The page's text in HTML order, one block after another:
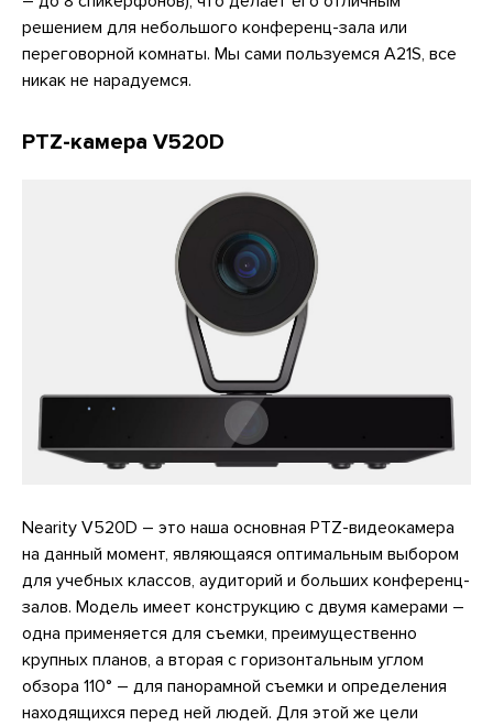
решением для небольшого конференц-зала или
переговорной комнаты. Мы сами пользуемся A21S, все
никак не нарадуемся.
PTZ-камера V520D
Nearity V520D – это наша основная PTZ-видеокамера
на данный момент, являющаяся оптимальным выбором
для учебных классов, аудиторий и больших конференц-
залов. Модель имеет конструкцию с двумя камерами –
одна применяется для съемки, преимущественно
крупных планов, а вторая с горизонтальным углом
обзора 110° – для панорамной съемки и определения
находящихся перед ней людей. Для этой же цели